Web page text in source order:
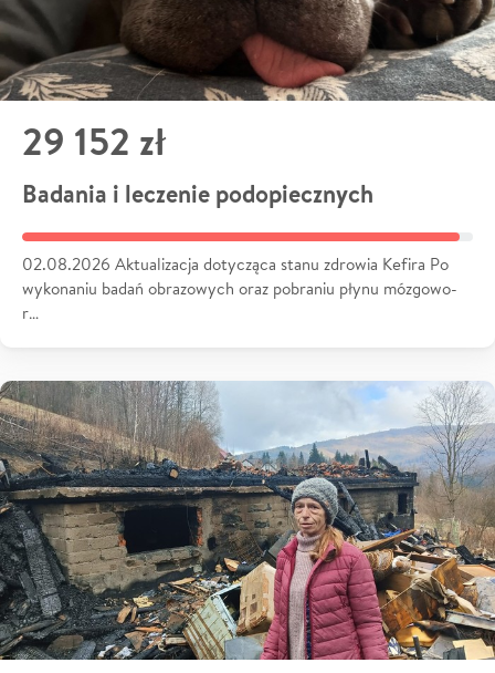
29 152 zł
Badania i leczenie podopiecznych
02.08.2026 Aktualizacja dotycząca stanu zdrowia Kefira Po
wykonaniu badań obrazowych oraz pobraniu płynu mózgowo-
r…